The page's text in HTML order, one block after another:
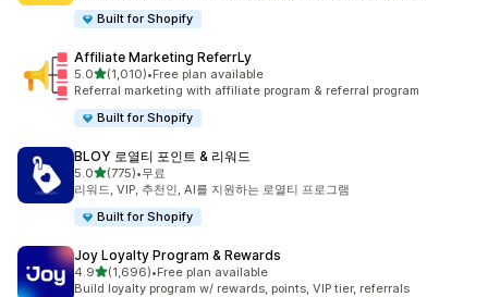
Built for Shopify
Affiliate Marketing ReferrLy
5.0별 5개 중
(1,010)
총 리뷰 1010개
•Free plan available
Referral marketing with affiliate program & referral program
Built for Shopify
BLOY 로열티 포인트 & 리워드
5.0별 5개 중
(775)
총 리뷰 775개
•무료
리워드, VIP, 추천인, AI를 지원하는 로열티 프로그램
Built for Shopify
Joy Loyalty Program & Rewards
4.9별 5개 중
(1,696)
총 리뷰 1696개
•Free plan available
Build loyalty program w/ rewards, points, VIP tier, referrals